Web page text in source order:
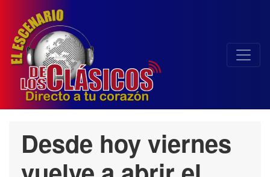
Desde hoy viernes